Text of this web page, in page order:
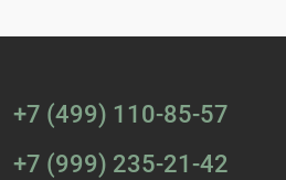
+7 (499) 110-85-57
+7 (999) 235-21-42